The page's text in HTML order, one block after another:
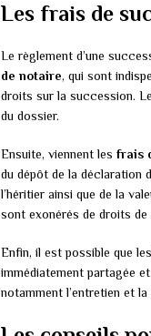
Les frais de
Le règlement d’une
de notaire, qui sont
droits sur la succession.
du dossier.
Ensuite, viennent les frais
du dépôt de la déclaration
l’héritier ainsi que de la
sont exonérés de droits de
Enfin, il est possible que
immédiatement partagée
notamment l’entretien et